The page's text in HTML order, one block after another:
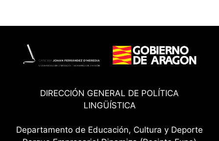
DIRECCIÓN GENERAL DE POLÍTICA
LINGÜÍSTICA
Departamento de Educación, Cultura y Deporte